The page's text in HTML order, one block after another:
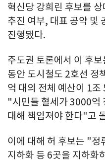
혁신당 강희린 후보를
추진 여부, 대표 공약 및
진행됐다.
주도권 토론에서 이 후
동안 도시철도 2호선 정
억 대의 전체 예산이 1
"시민들 혈세가 3000억
대해 책임져야 한다"고
이에 대해 허 후보는 "정
지하화 등 6곳을 지하화